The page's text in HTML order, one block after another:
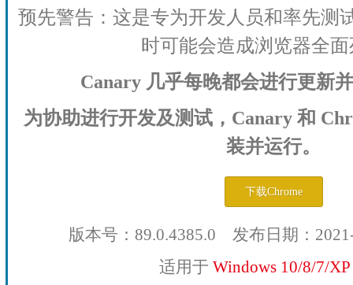
预先警告：这是专为开发人员和率先测
时可能会造成浏览器全
Canary 几乎每晚都会进行更新
为协助进行开发及测试，Canary 和
装并运行。
下载Chrome
版本号：89.0.4385.0 发布日期：
适用于 Windows 10/8/7/